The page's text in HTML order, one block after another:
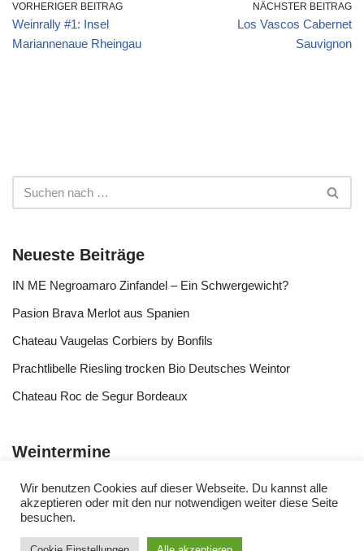
VORHERIGER BEITRAG
Weinrally #1: Insel
Mariannenaue Rheingau
NÄCHSTER BEITRAG
Los Vascos Cabernet
Sauvignon
Neueste Beiträge
IN ME Negroamaro Zinfandel – Ein Schwergewicht?
Pasion Brava Merlot aus Spanien
Chateau Vaugelas Corbiers by Bonfils
Prachtlibelle Riesling trocken Bio Deutsches Weintor
Chateau Roc de Segur Bordeaux
Weintermine
Wir benutzen Cookies auf dieser Webseite. Du kannst alle
akzeptieren oder mit den nur notwendigen weiter diese Seite
besuchen.